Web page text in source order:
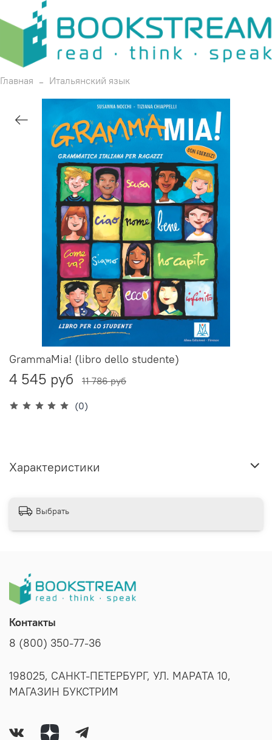
Главная Итальянский язык
(0)
GrammaMia! (libro dello studente)
4 545 руб 11 786 руб
Характеристики
Выбрать
Контакты
8 (800) 350-77-36
198025, САНКТ-ПЕТЕРБУРГ, УЛ. МАРАТА 10,
МАГАЗИН БУКСТРИМ